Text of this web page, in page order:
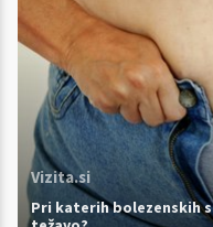
Vizita.si
Pri katerih bolezenskih